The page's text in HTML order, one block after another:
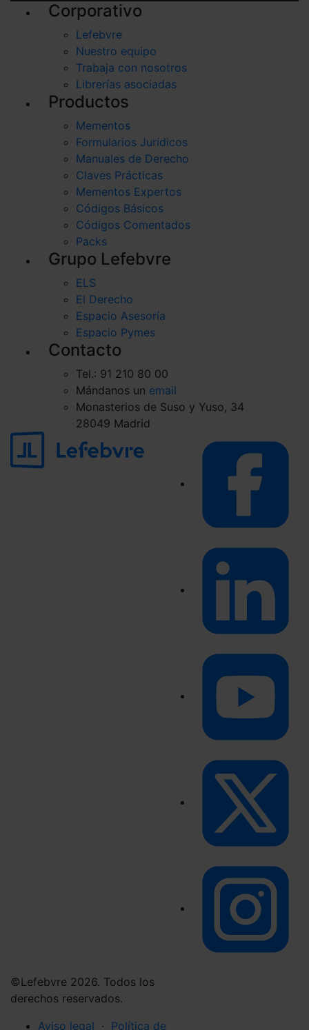
Corporativo
Lefebvre
Nuestro equipo
Trabaja con nosotros
Librerías asociadas
Productos
Mementos
Formularios Jurídicos
Manuales de Derecho
Claves Prácticas
Mementos Expertos
Códigos Básicos
Códigos Comentados
Packs
Grupo Lefebvre
ELS
El Derecho
Espacio Asesoría
Espacio Pymes
Contacto
Tel.: 91 210 80 00
Mándanos un email
Monasterios de Suso y Yuso, 34
28049 Madrid
©Lefebvre 2026. Todos los
derechos reservados.
Aviso legal · Política de